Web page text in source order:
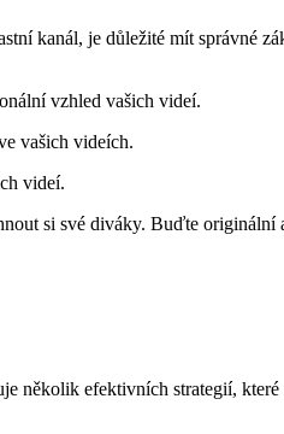
kanál, je důležité mít správné
vzhled vašich videí.
vašich videích.
videí.
si své diváky. Buďte
několik efektivních strategií,